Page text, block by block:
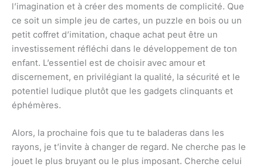
l’imagination et à créer des moments de complicité. Que
ce soit un simple jeu de cartes, un puzzle en bois ou un
petit coffret d’imitation, chaque achat peut être un
investissement réfléchi dans le développement de ton
enfant. L’essentiel est de choisir avec amour et
discernement, en privilégiant la qualité, la sécurité et le
potentiel ludique plutôt que les gadgets clinquants et
éphémères.
Alors, la prochaine fois que tu te baladeras dans les
rayons, je t’invite à changer de regard. Ne cherche pas le
jouet le plus bruyant ou le plus imposant. Cherche celui